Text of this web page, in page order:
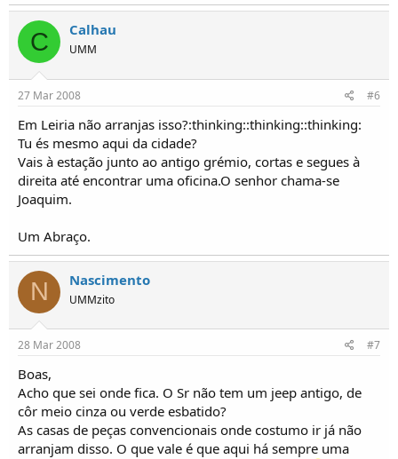
C Calhau
UMM
27 Mar 2008 #6
Em Leiria não arranjas isso?:thinking::thinking::thinking:
Tu és mesmo aqui da cidade?
Vais à estação junto ao antigo grémio, cortas e segues à
direita até encontrar uma oficina.O senhor chama-se
Joaquim.
Um Abraço.
N Nascimento
UMMzito
28 Mar 2008 #7
Boas,
Acho que sei onde fica. O Sr não tem um jeep antigo, de
côr meio cinza ou verde esbatido?
As casas de peças convencionais onde costumo ir já não
arranjam disso. O que vale é que aqui há sempre uma